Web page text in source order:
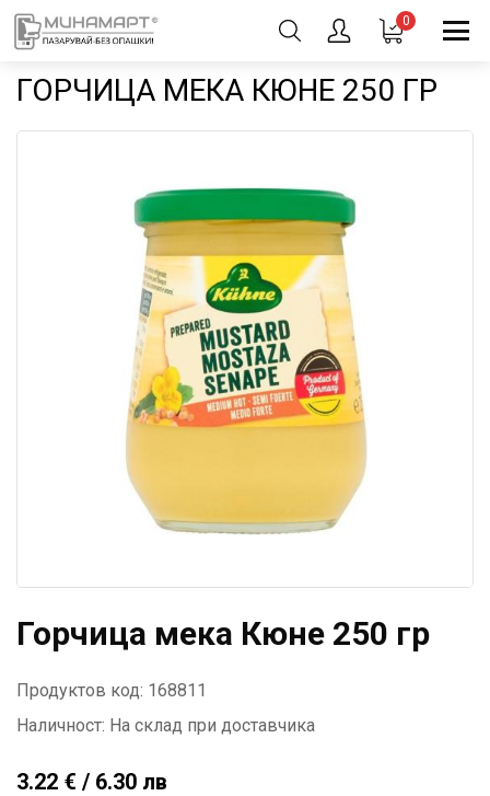
0
ГОРЧИЦА МЕКА КЮНЕ 250 ГР
Горчица мека Кюне 250 гр
Продуктов код: 168811
Наличност: На склад при доставчика
3.22 € / 6.30 лв